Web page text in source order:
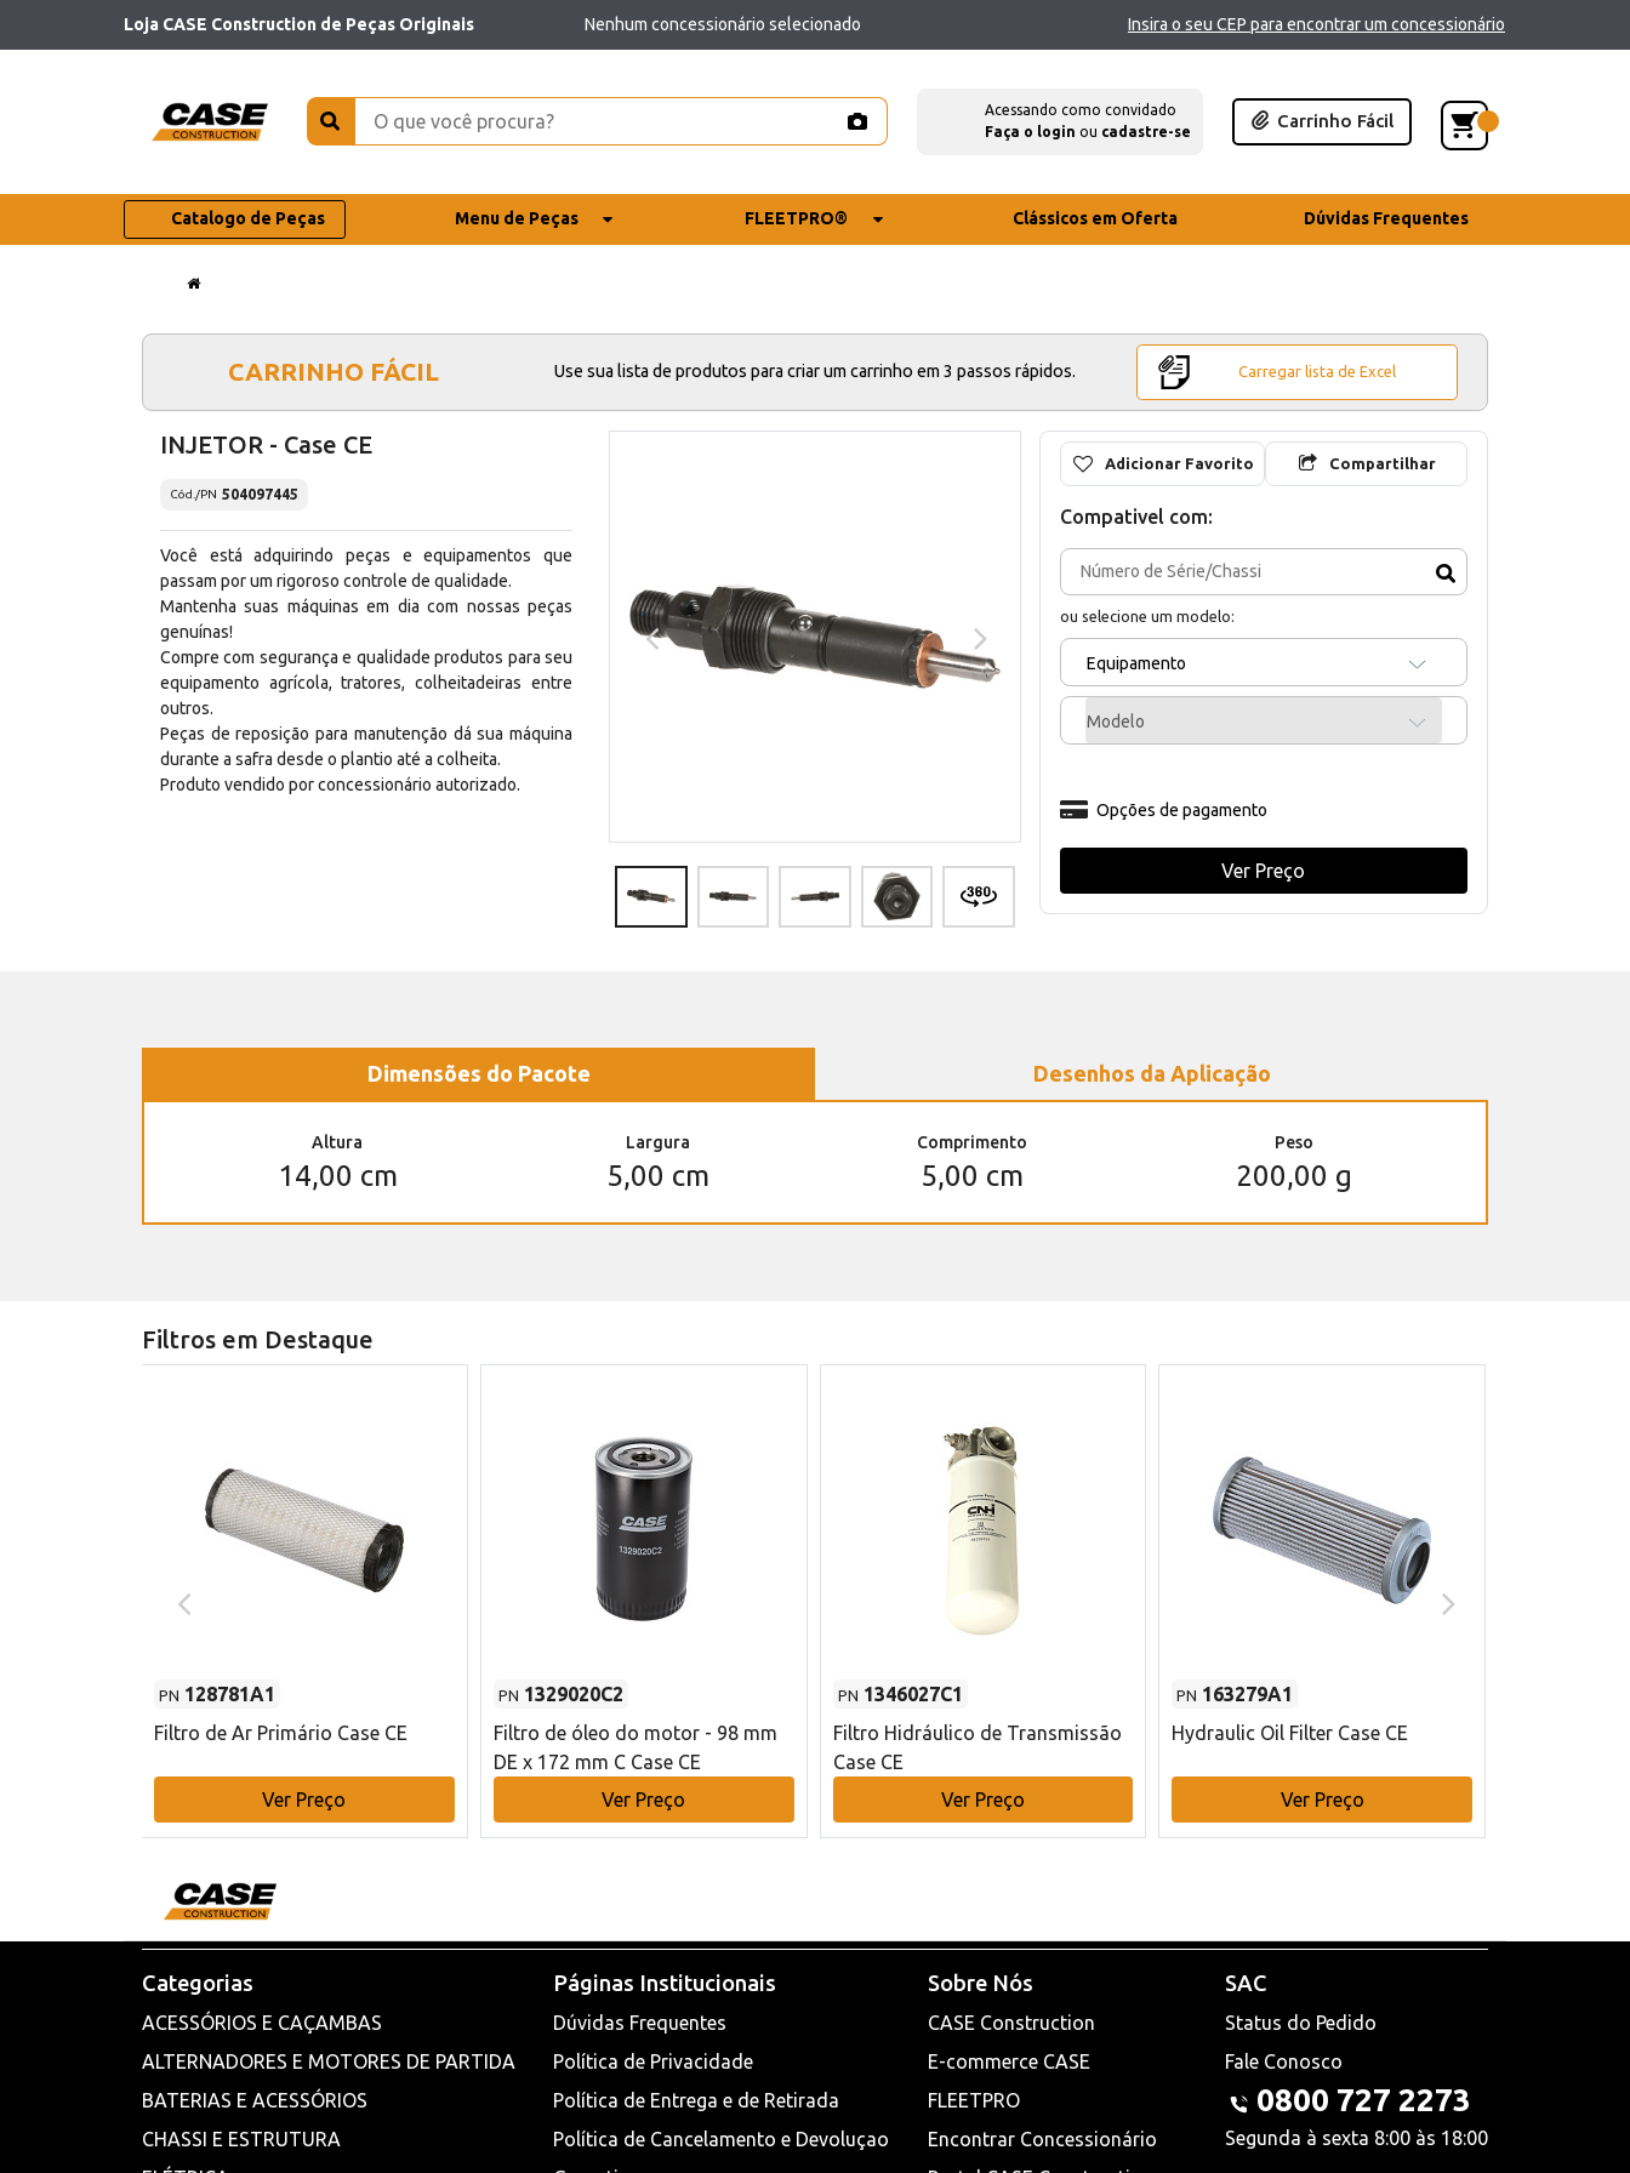
Loja CASE Construction de Peças Originais Nenhum concessionário selecionado Insira o seu CEP para encontrar um concessionário
Acessando como convidado
Faça o login ou cadastre-se
Carrinho Fácil
Catalogo de Peças Menu de Peças FLEETPRO® Clássicos em Oferta Dúvidas Frequentes
CARRINHO FÁCIL Use sua lista de produtos para criar um carrinho em 3 passos rápidos. Carregar lista de Excel
INJETOR - Case CE
Cód./PN 504097445
Você está adquirindo peças e equipamentos que
passam por um rigoroso controle de qualidade.
Mantenha suas máquinas em dia com nossas peças
genuínas!
Compre com segurança e qualidade produtos para seu
equipamento agrícola, tratores, colheitadeiras entre
outros.
Peças de reposição para manutenção dá sua máquina
durante a safra desde o plantio até a colheita.
Produto vendido por concessionário autorizado.
Adicionar Favorito Compartilhar
Compativel com:
ou selecione um modelo:
Equipamento
Modelo
Opções de pagamento
Ver Preço
Dimensões do Pacote Desenhos da Aplicação
Altura
14,00 cm
Largura
5,00 cm
Comprimento
5,00 cm
Peso
200,00 g
Filtros em Destaque
PN 128781A1
Filtro de Ar Primário Case CE
Ver Preço
PN 1329020C2
Filtro de óleo do motor - 98 mm
DE x 172 mm C Case CE
Ver Preço
PN 1346027C1
Filtro Hidráulico de Transmissão
Case CE
Ver Preço
PN 163279A1
Hydraulic Oil Filter Case CE
Ver Preço
Categorias
ACESSÓRIOS E CAÇAMBAS
ALTERNADORES E MOTORES DE PARTIDA
BATERIAS E ACESSÓRIOS
CHASSI E ESTRUTURA
Páginas Institucionais
Dúvidas Frequentes
Política de Privacidade
Política de Entrega e de Retirada
Política de Cancelamento e Devoluçao
Sobre Nós
CASE Construction
E-commerce CASE
FLEETPRO
Encontrar Concessionário
SAC
Status do Pedido
Fale Conosco
0800 727 2273
Segunda à sexta 8:00 às 18:00